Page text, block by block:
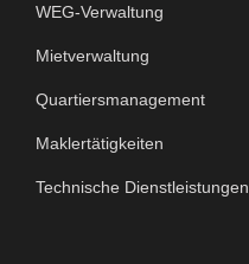
WEG-Verwaltung
Mietverwaltung
Quartiersmanagement
Maklertätigkeiten
Technische Dienstleistungen